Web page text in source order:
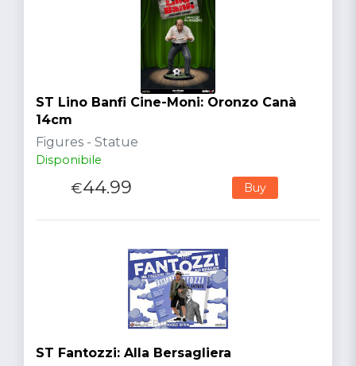
ST Lino Banfi Cine-Moni: Oronzo Canà
14cm
Figures - Statue
Disponibile
€44.99 Buy
ST Fantozzi: Alla Bersagliera